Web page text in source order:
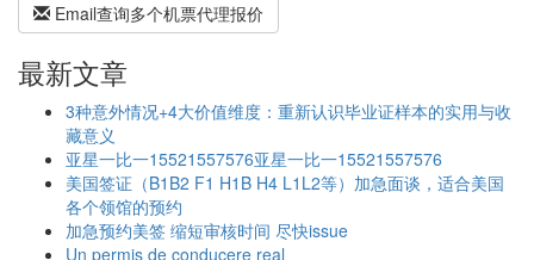
Email查询多个机票代理报价
最新文章
3种意外情况+4大价值维度：重新认识毕业证样本的实用与收
藏意义
亚星一比一15521557576亚星一比一15521557576
美国签证（B1B2 F1 H1B H4 L1L2等）加急面谈，适合美国
各个领馆的预约
加急预约美签 缩短审核时间 尽快issue
Un permis de conducere real